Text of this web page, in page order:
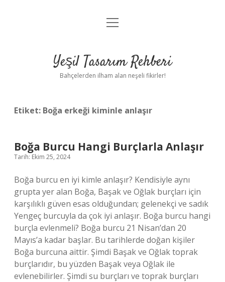
Anasayfa
Yasal Uyarı
menüyü
Yeşil Tasarım Rehberi
Bahçelerden ilham alan neşeli fikirler!
Etiket: Boğa erkeği kiminle anlaşır
Boğa Burcu Hangi Burçlarla Anlaşır
Tarih: Ekim 25, 2024
Boğa burcu en iyi kimle anlaşır? Kendisiyle aynı
grupta yer alan Boğa, Başak ve Oğlak burçları için
karşılıklı güven esas olduğundan; gelenekçi ve sadık
Yengeç burcuyla da çok iyi anlaşır. Boğa burcu hangi
burçla evlenmeli? Boğa burcu 21 Nisan’dan 20
Mayıs’a kadar başlar. Bu tarihlerde doğan kişiler
Boğa burcuna aittir. Şimdi Başak ve Oğlak toprak
burçlarıdır, bu yüzden Başak veya Oğlak ile
evlenebilirler. Şimdi su burçları ve toprak burçları